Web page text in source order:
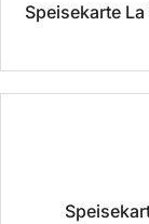
Speisekarte